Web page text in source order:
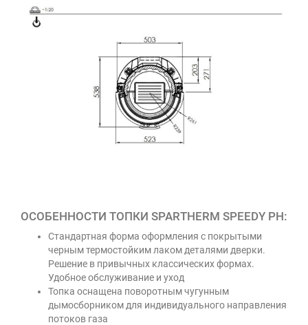
ОСОБЕННОСТИ ТОПКИ SPARTHERM SPEEDY PH:
Стандартная форма оформления с покрытыми
черным термостойким лаком деталями дверки.
Решение в привычных классических формах.
Удобное обслуживание и уход
Топка оснащена поворотным чугунным
дымосборником для индивидуального направления
потоков газа